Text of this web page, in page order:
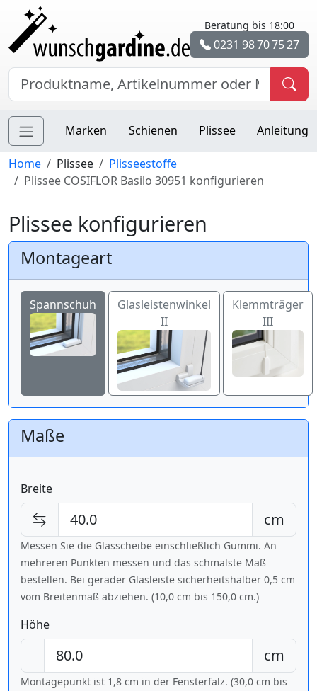
Beratung bis 18:00
0231 98 70 75 27
Marken Schienen Plissee Anleitung
Home Plissee
Plisseestoffe
Plissee COSIFLOR Basilo 30951 konfigurieren
Plissee konfigurieren
Montageart
Spannschuh
Glasleistenwinkel
II
Klemmträger
III
Maße
Breite
cm
Messen Sie die Glasscheibe einschließlich Gummi. An
mehreren Punkten messen und das schmalste Maß
bestellen. Bei gerader Glasleiste sicherheitshalber 0,5 cm
vom Breitenmaß abziehen. (10,0 cm bis 150,0 cm.)
Höhe
cm
Montagepunkt ist 1,8 cm in der Fensterfalz. (30,0 cm bis